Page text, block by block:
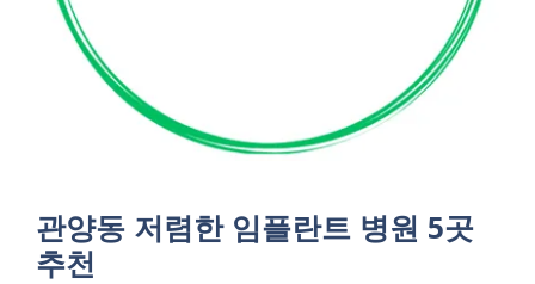
관양동 저렴한 임플란트 병원 5곳
추천